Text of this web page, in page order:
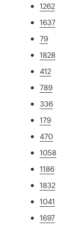
1262
1637
79
1828
412
789
336
179
470
1058
1186
1832
1041
1697